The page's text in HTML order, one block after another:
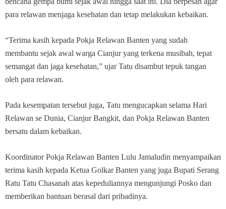
para relawan menjaga kesehatan dan tetap melakukan kebaikan.
“Terima kasih kepada Pokja Relawan Banten yang sudah
membantu sejak awal warga Cianjur yang terkena musibah, tepat
semangat dan jaga kesehatan,” ujar Tatu disambut tepuk tangan
oleh para relawan.
Pada kesempatan tersebut juga, Tatu mengucapkan selama Hari
Relawan se Dunia, Cianjur Bangkit, dan Pokja Relawan Banten
bersatu dalam kebaikan.
Koordinator Pokja Relawan Banten Lulu Jamaludin menyampaikan
terima kasih kepada Ketua Golkar Banten yang juga Bupati Serang
Ratu Tatu Chasanah atas kepeduliannya mengunjungi Posko dan
memberikan bantuan berasal dari pribadinya.